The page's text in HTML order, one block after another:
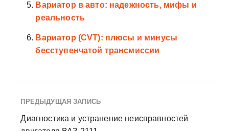
Вариатор в авто: надежность, мифы и
реальность
Вариатор (CVT): плюсы и минусы
бесступенчатой трансмиссии
ПРЕДЫДУЩАЯ ЗАПИСЬ
Диагностика и устранение неисправностей